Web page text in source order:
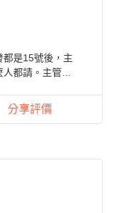
都是15號後，主
都請。主管不
分享評價